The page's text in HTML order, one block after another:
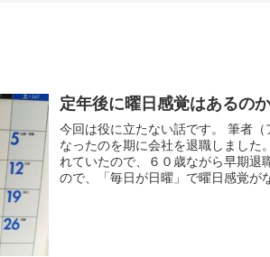
定年後に曜日感覚はあるの
今回は役に立たない話です。 筆者
なったのを期に会社を退職しました
れていたので、６０歳ながら早期退
ので、「毎日が日曜」で曜日感覚が